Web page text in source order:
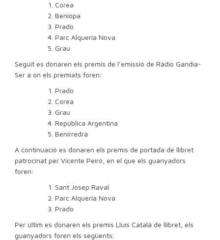
Corea
Beniopa
Prado
Parc Alqueria Nova
Grau
Seguit es donaren els premis de l’emissió de Ràdio Gandia-
Ser a on els premiats foren:
Prado
Corea
Grau
República Argentina
Benirredrà
A continuació es donaren els premis de portada de llibret
patrocinat per Vicente Peiró, en el que els guanyadors
foren:
Sant Josep Raval
Parc Alqueria Nova
Prado
Per últim es donaren els premis Lluís Català de llibret, els
guanyadors foren els següents: